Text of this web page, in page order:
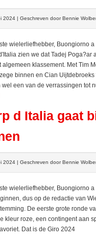
2024 | Geschreven door Bennie
wielerliefhebber, Buongiorno
zien we dat Tadej Poga?ar
algemeen klassement. Met Tim
binnen en Cian Uijtdebroeks
wel een van de verrassingen tot
d Italia gaat
2024 | Geschreven door Bennie
wielerliefhebber, Buongiorno
dus op de redactie van
De eerste grote ronde
kleur roze, een contingent aan
Dat is de Giro 2024